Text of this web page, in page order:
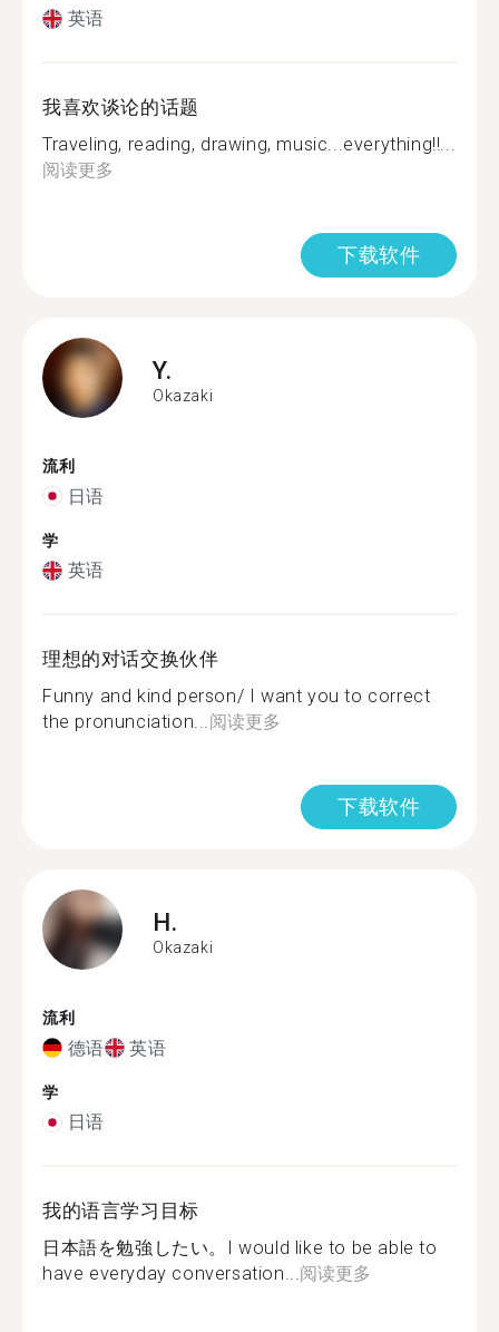
英语
我喜欢谈论的话题
Traveling, reading, drawing, music...everything!!...
阅读更多
下载软件
Y.
Okazaki
流利
日语
学
英语
理想的对话交换伙伴
Funny and kind person/ I want you to correct
the pronunciation...阅读更多
下载软件
H.
Okazaki
流利
德语 英语
学
日语
我的语言学习目标
日本語を勉強したい。I would like to be able to
have everyday conversation...阅读更多